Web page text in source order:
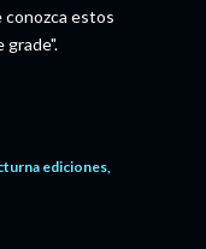
conozca estos
grade".
ediciones